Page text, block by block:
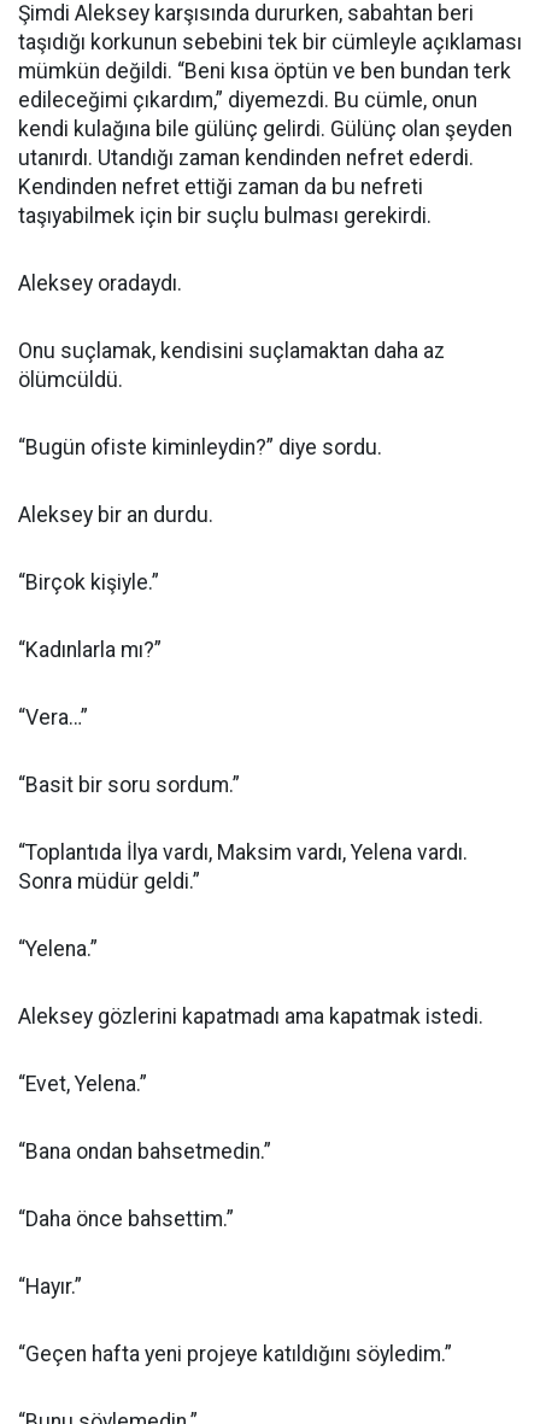
Şimdi Aleksey karşısında dururken, sabahtan beri
taşıdığı korkunun sebebini tek bir cümleyle açıklaması
mümkün değildi. “Beni kısa öptün ve ben bundan terk
edileceğimi çıkardım,” diyemezdi. Bu cümle, onun
kendi kulağına bile gülünç gelirdi. Gülünç olan şeyden
utanırdı. Utandığı zaman kendinden nefret ederdi.
Kendinden nefret ettiği zaman da bu nefreti
taşıyabilmek için bir suçlu bulması gerekirdi.
Aleksey oradaydı.
Onu suçlamak, kendisini suçlamaktan daha az
ölümcüldü.
“Bugün ofiste kiminleydin?” diye sordu.
Aleksey bir an durdu.
“Birçok kişiyle.”
“Kadınlarla mı?”
“Vera…”
“Basit bir soru sordum.”
“Toplantıda İlya vardı, Maksim vardı, Yelena vardı.
Sonra müdür geldi.”
“Yelena.”
Aleksey gözlerini kapatmadı ama kapatmak istedi.
“Evet, Yelena.”
“Bana ondan bahsetmedin.”
“Daha önce bahsettim.”
“Hayır.”
“Geçen hafta yeni projeye katıldığını söyledim.”